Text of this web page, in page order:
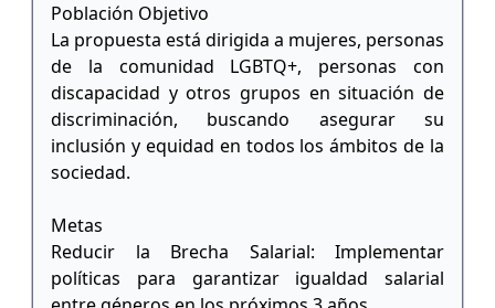
Población Objetivo
La propuesta está dirigida a mujeres, personas
de la comunidad LGBTQ+, personas con
discapacidad y otros grupos en situación de
discriminación, buscando asegurar su
inclusión y equidad en todos los ámbitos de la
sociedad.
Metas
Reducir la Brecha Salarial: Implementar
políticas para garantizar igualdad salarial